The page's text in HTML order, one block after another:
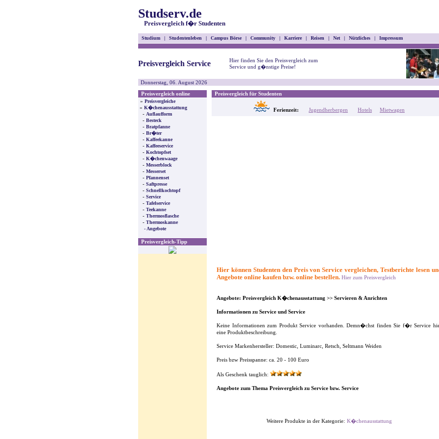
Studserv.de
Preisvergleich f�r Studenten
Studium | Studentenleben | Campus Börse | Community | Karriere | Reisen | Net | Nützliches | Impressum
Preisvergleich Service
Hier finden Sie den Preisvergleich zum
Service und g�nstige Preise!
Donnerstag, 06. August 2026
Preisvergleich online
» Preisvergleiche
» K�chenausstattung
- Auflaufform
- Besteck
- Bratpfanne
- Br�ter
- Kaffeekanne
- Kaffeeservice
- Kochtopfset
- K�chenwaage
- Messerblock
- Messerset
- Pfannenset
- Saftpresse
- Schnellkochtopf
- Service
- Tafelservice
- Teekanne
- Thermosflasche
- Thermoskanne
- Angebote
Preisvergleich-Tipp
Preisvergleich für Studenten
Ferienzeit: Jugendherbergen Hotels Mietwagen
Hier können Studenten den Preis von Service vergleichen, Testberichte lesen
Angebote online kaufen bzw. online bestellen. Hier zum Preisvergleich
Angebote: Preisvergleich K�chenausstattung >> Servieren & Anrichten
Informationen zu Service und Service
Keine Informationen zum Produkt Service vorhanden. Demn�chst finden Sie f�r Service
eine Produktbeschreibung.
Service Markenhersteller: Domestic, Luminarc, Retsch, Seltmann Weiden
Preis bzw Preisspanne: ca. 20 - 100 Euro
Als Geschenk tauglich:
Angebote zum Thema Preisvergleich zu Service bzw. Service
Weitere Produkte in der Kategorie: K�chenausstattung